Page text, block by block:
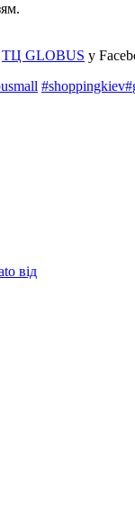
ТЦ GLOBUS у
#shoppingkiev#
від